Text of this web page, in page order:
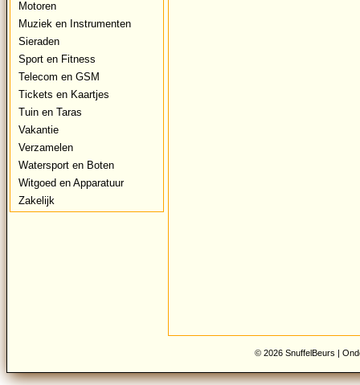
Motoren
Muziek en Instrumenten
Sieraden
Sport en Fitness
Telecom en GSM
Tickets en Kaartjes
Tuin en Taras
Vakantie
Verzamelen
Watersport en Boten
Witgoed en Apparatuur
Zakelijk
© 2026 SnuffelBeurs |